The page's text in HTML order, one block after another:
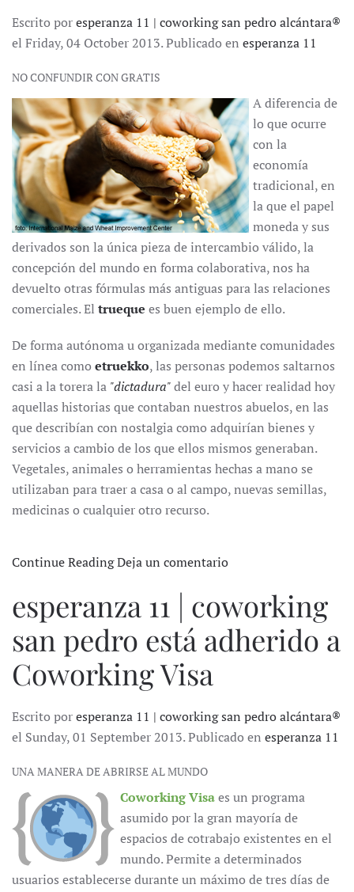
Escrito poresperanza 11 | coworking san pedro alcántara®
el Friday, 04 October 2013. Publicado en esperanza 11
NO CONFUNDIR CON GRATIS
A diferencia de
lo que ocurre
con la
economía
tradicional, en
la que el papel
moneda y sus
derivados son la única pieza de intercambio válido, la
concepción del mundo en forma colaborativa, nos ha
devuelto otras fórmulas más antiguas para las relaciones
comerciales. El trueque es buen ejemplo de ello.
De forma autónoma u organizada mediante comunidades
en línea como etruekko, las personas podemos saltarnos
casi a la torera la "dictadura"del euro y hacer realidad hoy
aquellas historias que contaban nuestros abuelos, en las
que describían con nostalgia como adquirían bienes y
servicios a cambio de los que ellos mismos generaban.
Vegetales, animales o herramientas hechas a mano se
utilizaban para traer a casa o al campo, nuevas semillas,
medicinas o cualquier otro recurso.
Continue ReadingDeja un comentario
esperanza 11 | coworking
san pedro está adherido a
Coworking Visa
Escrito poresperanza 11 | coworking san pedro alcántara®
el Sunday, 01 September 2013. Publicado en esperanza 11
UNA MANERA DE ABRIRSE AL MUNDO
Coworking Visaes un programa
asumido por la gran mayoría de
espacios de cotrabajo existentes en el
mundo. Permite a determinados
usuarios establecerse durante un máximo de tres días de